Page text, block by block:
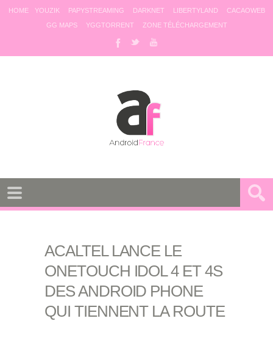
HOME YOUZIK PAPYSTREAMING DARKNET LIBERTYLAND
CACAOWEB
GG MAPS
YGGTORRENT ZONE TÉLÉCHARGEMENT
ACALTEL LANCE LE
ONETOUCH IDOL 4 ET 4S
DES ANDROID PHONE
QUI TIENNENT LA ROUTE